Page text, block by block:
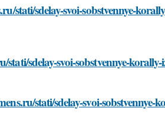
stati/sdelay-svoi-sobstvennye-
sdelay-svoi-sobstvennye-
stati/sdelay-svoi-sobstvennye-